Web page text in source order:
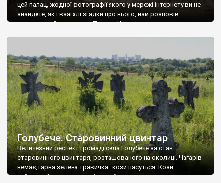
цей палац, жодної фотографії якого у мережі інтернету ви не
знайдете, як і взагалі згадки про нього, нам розповів
мешканець Самгородка. Палац у Красному вразив не лише
Голубече. Старовинний цвинтар
Величезний респект громаді села Голубече за стан
старовинного цвинтаря, розташованого на околиці. Чагарів
немає, гарна зелена травичка і кози пасуться. Кози –
найкращий регулятор шкідливої, для старих кладовищ,